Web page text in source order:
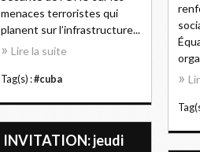
menaces terroristes qui
planent sur l’infrastructure...
Lire la suite
Tag(s) :#cuba
INVITATION: jeudi